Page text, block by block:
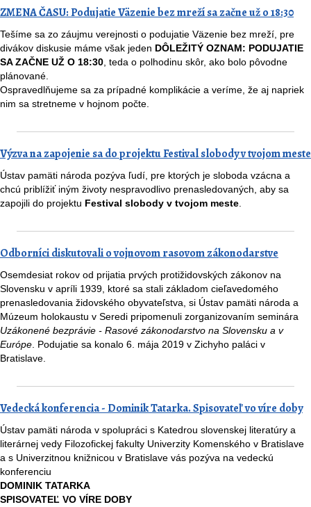
ZMENA ČASU: Podujatie Väzenie bez mreží sa začne už o 18:30
Tešíme sa zo záujmu verejnosti o podujatie Väzenie bez mreží, pre
divákov diskusie máme však jeden DÔLEŽITÝ OZNAM: PODUJATIE
SA ZAČNE UŽ O 18:30 , teda o polhodinu skôr, ako bolo pôvodne
plánované.
Ospravedlňujeme sa za prípadné komplikácie a veríme, že aj napriek
nim sa stretneme v hojnom počte.
Výzva na zapojenie sa do projektu Festival slobody v tvojom meste
Ústav pamäti národa pozýva ľudí, pre ktorých je sloboda vzácna a
chcú priblížiť iným životy nespravodlivo prenasledovaných, aby sa
zapojili do projektu Festival slobody v tvojom meste
Odborníci diskutovali o vojnovom rasovom zákonodarstve
Osemdesiat rokov od prijatia prvých protižidovských zákonov na
Slovensku v apríli 1939, ktoré sa stali základom cieľavedomého
prenasledovania židovského obyvateľstva, si Ústav pamäti národa a
Múzeum holokaustu v Seredi pripomenuli zorganizovaním seminára
Uzákonené bezprávie - Rasové zákonodarstvo na Slovensku a v
Európe . Podujatie sa konalo 6. mája 2019 v Zichyho paláci v
Bratislave.
Vedecká konferencia - Dominik Tatarka. Spisovateľ vo víre doby
Ústav pamäti národa v spolupráci s Katedrou slovenskej literatúry a
literárnej vedy Filozofickej fakulty Univerzity Komenského v Bratislave
a s Univerzitnou knižnicou v Bratislave vás pozýva na vedeckú
konferenciu
DOMINIK TATARKA
SPISOVATEĽ VO VÍRE DOBY